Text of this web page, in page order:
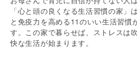
「心と頭の良くなる生活習慣の家」
と免疫力を高める11のいい生活習慣
す。この家で暮らせば、ストレスは
快な生活が始まります。